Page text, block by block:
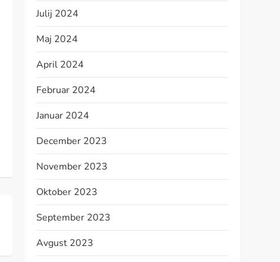
Julij 2024
Maj 2024
April 2024
Februar 2024
Januar 2024
December 2023
November 2023
Oktober 2023
September 2023
Avgust 2023